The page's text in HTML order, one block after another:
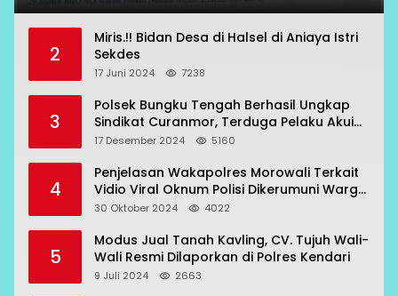
2
Miris.!! Bidan Desa di Halsel di Aniaya Istri
Sekdes
17 Juni 2024 7238
3
Polsek Bungku Tengah Berhasil Ungkap
Sindikat Curanmor, Terduga Pelaku Akui
Beraksi di 7 Lokasi
17 Desember 2024 5160
4
Penjelasan Wakapolres Morowali Terkait
Vidio Viral Oknum Polisi Dikerumuni Warga
Bahodopi
30 Oktober 2024 4022
5
Modus Jual Tanah Kavling, CV. Tujuh Wali-
Wali Resmi Dilaporkan di Polres Kendari
9 Juli 2024 2663